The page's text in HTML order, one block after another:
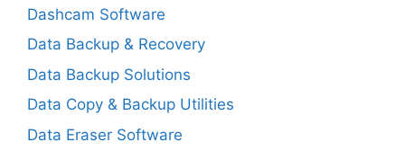
Dashcam Software
Data Backup & Recovery
Data Backup Solutions
Data Copy & Backup Utilities
Data Eraser Software